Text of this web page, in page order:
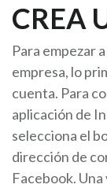
CREA
Para empezar
empresa, lo
cuenta. Para
aplicación de
selecciona el
dirección de
Facebook.